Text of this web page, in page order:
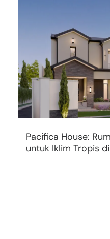
Pacifica House:
untuk Iklim Tropis